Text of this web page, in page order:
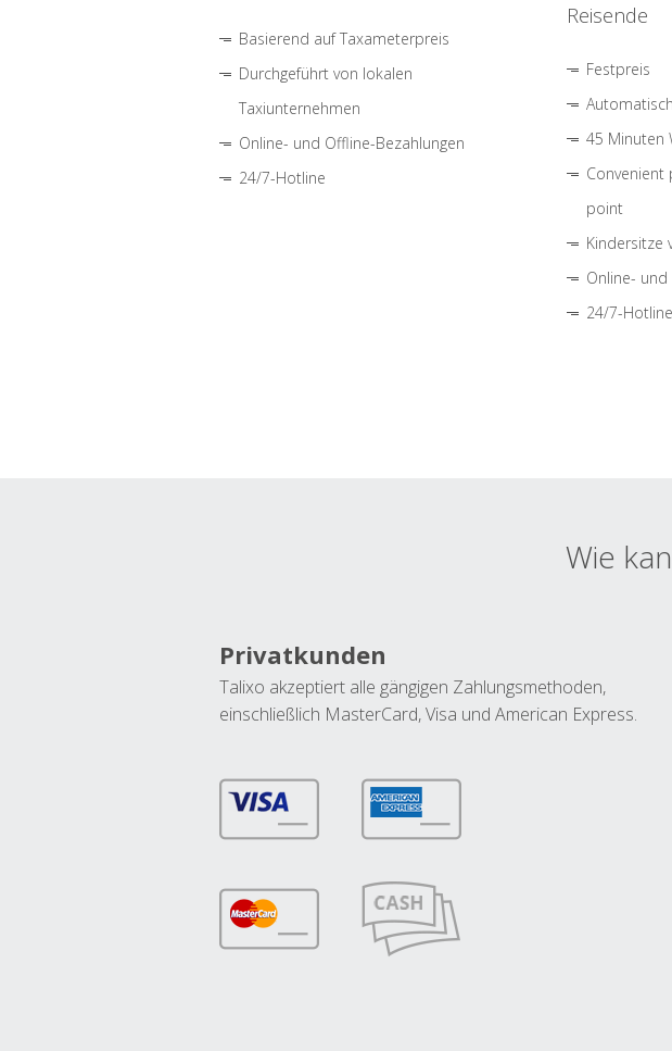
Basierend auf Taxameterpreis
Durchgeführt von lokalen
Taxiunternehmen
Online- und Offline-Bezahlungen
24/7-Hotline
Reisende
Festpreis
45 Minuten
point
Kindersitze
Online-
24/7-Hotline
Wie
Privatkunden
Talixo akzeptiert alle gängigen Zahlungsmethoden,
einschließlich MasterCard, Visa und American Express.